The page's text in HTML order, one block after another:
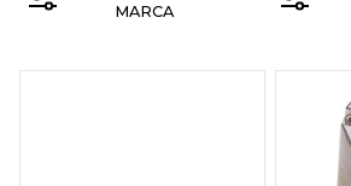
MARCA